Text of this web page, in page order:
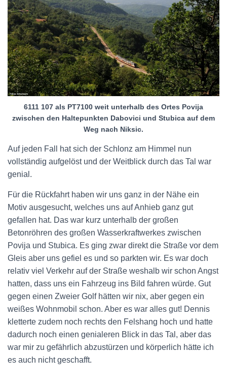
6111 107 als PT7100 weit unterhalb des Ortes Povija
zwischen den Haltepunkten Dabovici und Stubica auf dem
Weg nach Niksic.
Auf jeden Fall hat sich der Schlonz am Himmel nun
vollständig aufgelöst und der Weitblick durch das Tal war
genial.
Für die Rückfahrt haben wir uns ganz in der Nähe ein
Motiv ausgesucht, welches uns auf Anhieb ganz gut
gefallen hat. Das war kurz unterhalb der großen
Betonröhren des großen Wasserkraftwerkes zwischen
Povija und Stubica. Es ging zwar direkt die Straße vor dem
Gleis aber uns gefiel es und so parkten wir. Es war doch
relativ viel Verkehr auf der Straße weshalb wir schon Angst
hatten, dass uns ein Fahrzeug ins Bild fahren würde. Gut
gegen einen Zweier Golf hätten wir nix, aber gegen ein
weißes Wohnmobil schon. Aber es war alles gut! Dennis
kletterte zudem noch rechts den Felshang hoch und hatte
dadurch noch einen genialeren Blick in das Tal, aber das
war mir zu gefährlich abzustürzen und körperlich hätte ich
es auch nicht geschafft.